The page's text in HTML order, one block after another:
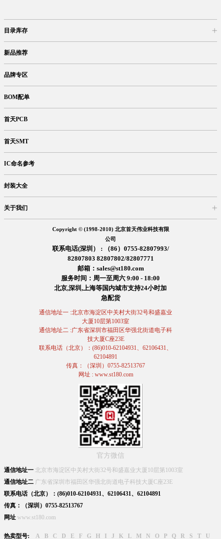
目录库存
新品推荐
品牌专区
BOM配单
首天PCB
首天SMT
IC命名参考
封装大全
关于我们
Copyright © (1998-2010) 北京首天伟业科技有限
公司
联系电话(深圳） : （86）0755-82807993/
82807803 82807802/82807771
邮箱：sales@st180.com
服务时间：周一至周六 9:00 - 18:00
北京,深圳,上海等国内城市支持24小时加
急配货
通信地址一 :北京市海淀区中关村大街32号和盛嘉业
大厦10层第1003室
通信地址二 :广东省深圳市福田区华强北街道电子科
技大厦C座23E
联系电话（北京）：(86)010-62104931、62106431、
62104891
传真：（深圳）0755-82513767
网址 : www.st180.com
官方微信
通信地址一 北京市海淀区中关村大街32号和盛嘉业大厦10层第1003室
通信地址二 广东省深圳市福田区华强北街道电子科技大厦C座23E
联系电话（北京）：(86)010-62104931、62106431、62104891
传真：（深圳）0755-82513767
网址 www.st180.com
热卖型号: A B C D E F G H J K L M N O P Q R S T U